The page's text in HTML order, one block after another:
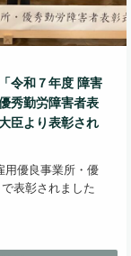
令和７年度 障害
秀勤労障害者表
臣より表彰され
用優良事業所・優
表彰されました